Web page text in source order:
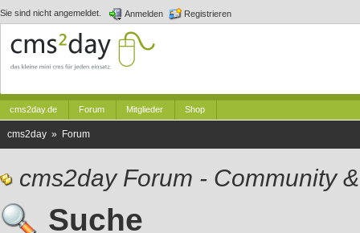
Sie sind nicht angemeldet. Anmelden Registrieren
cms2day.de Forum Mitglieder Shop
cms2day » Forum
cms2day Forum - Community
Suche